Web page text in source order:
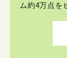
ム約4万点を